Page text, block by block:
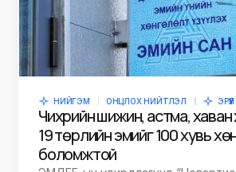
НИЙГЭМ ОНЦЛОХ НИЙТЛЭЛ
Чихрийн шижин, астма, хаван
19 төрлийн эмийг 100 хувь
боломжтой